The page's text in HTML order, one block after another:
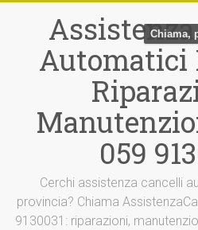
contenutoAutomatici
059
Cerchi assistenza cancelli
provincia? Chiama
9130031: riparazioni,
Chiama,